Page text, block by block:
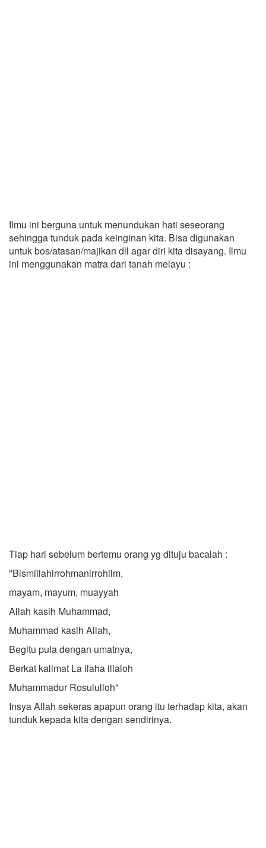
Ilmu ini berguna untuk menundukan hati seseorang
sehingga tunduk pada keinginan kita. Bisa digunakan
untuk bos/atasan/majikan dll agar diri kita disayang. Ilmu
ini menggunakan matra dari tanah melayu :
Tiap hari sebelum bertemu orang yg dituju bacalah :
"Bismillahirrohmanirrohiim,
mayam, mayum, muayyah
Allah kasih Muhammad,
Muhammad kasih Allah,
Begitu pula dengan umatnya,
Berkat kalimat La ilaha illaloh
Muhammadur Rosululloh"
Insya Allah sekeras apapun orang itu terhadap kita, akan
tunduk kepada kita dengan sendirinya.